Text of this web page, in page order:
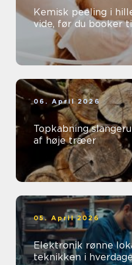
Kemisk peeling i hillerød hvad
vide, før du booker
06. April 2026
Topkabning
af høje træer
05. April 2026
Elektronik rønne lokal hjælp til
teknikken i